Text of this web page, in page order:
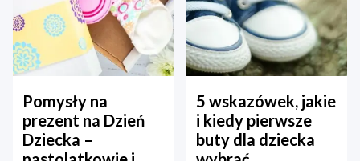
Pomysły na
prezent na Dzień
Dziecka –
5 wskazówek, jakie
i kiedy pierwsze
buty dla dziecka